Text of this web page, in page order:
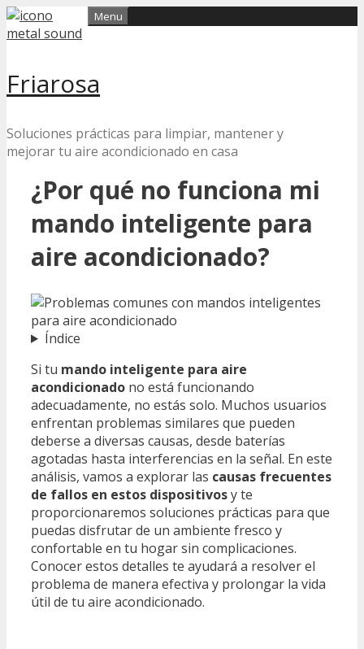
Skip
to
Friarosa
Soluciones prácticas para limpiar, mantener y
mejorar tu aire acondicionado en casa
Menu
¿Por qué no funciona mi
mando inteligente para
aire acondicionado?
Índice
Si tu mando inteligente para aire
acondicionado no está funcionando
adecuadamente, no estás solo. Muchos usuarios
enfrentan problemas similares que pueden
deberse a diversas causas, desde baterías
agotadas hasta interferencias en la señal. En este
análisis, vamos a explorar las causas frecuentes
de fallos en estos dispositivosy te
proporcionaremos soluciones prácticas para que
puedas disfrutar de un ambiente fresco y
confortable en tu hogar sin complicaciones.
Conocer estos detalles te ayudará a resolver el
problema de manera efectiva y prolongar la vida
útil de tu aire acondicionado.